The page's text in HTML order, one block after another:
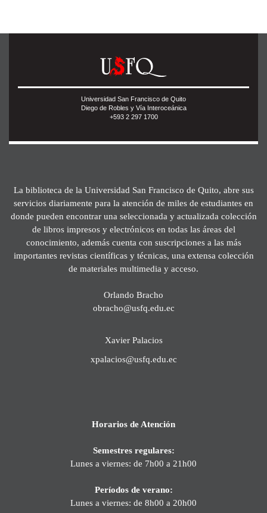
Universidad San Francisco de Quito
Diego de Robles y Vía Interoceánica
+593 2 297 1700
La biblioteca de la Universidad San Francisco de Quito, abre sus
servicios diariamente para la atención de miles de estudiantes en
donde pueden encontrar una seleccionada y actualizada colección
de libros impresos y electrónicos en todas las áreas del
conocimiento, además cuenta con suscripciones a las más
importantes revistas científicas y técnicas, una extensa colección
de materiales multimedia y acceso.
Orlando Bracho
obracho@usfq.edu.ec
Xavier Palacios
xpalacios@usfq.edu.ec
Horarios de Atención
Semestres regulares:
Lunes a viernes: de 7h00 a 21h00
Períodos de verano:
Lunes a viernes: de 8h00 a 20h00